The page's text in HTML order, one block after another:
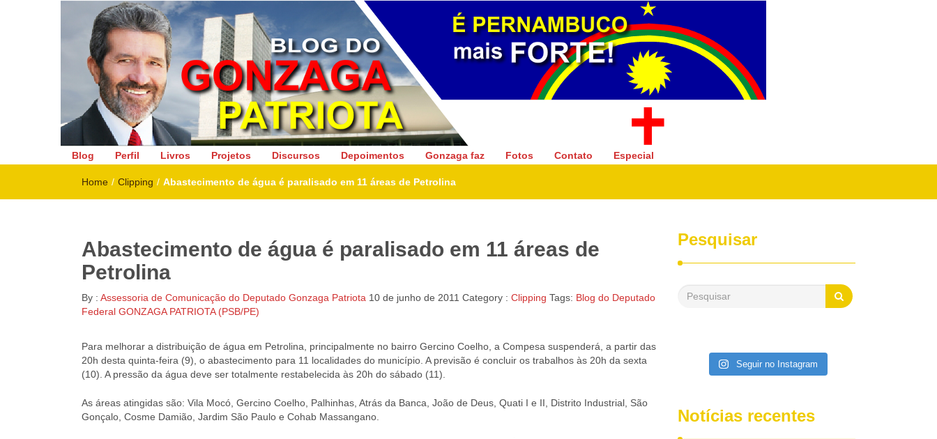
Gonzaga Patriota
Deputado Federal
Blog Perfil Livros Projetos Discursos Depoimentos Gonzaga faz Fotos Contato Especial
Home / Clipping / Abastecimento de água é paralisado em 11 áreas de Petrolina
Abastecimento de água é paralisado em 11 áreas de
Petrolina
By : Assessoria de Comunicação do Deputado Gonzaga Patriota 10 de junho de 2011 Category : Clipping Tags: Blog do Deputado
Federal GONZAGA PATRIOTA (PSB/PE)
Para melhorar a distribuição de água em Petrolina, principalmente no bairro Gercino Coelho, a Compesa suspenderá, a partir das
20h desta quinta-feira (9), o abastecimento para 11 localidades do município. A previsão é concluir os trabalhos às 20h da sexta
(10). A pressão da água deve ser totalmente restabelecida às 20h do sábado (11).
As áreas atingidas são: Vila Mocó, Gercino Coelho, Palhinhas, Atrás da Banca, João de Deus, Quati I e II, Distrito Industrial, São
Gonçalo, Cosme Damião, Jardim São Paulo e Cohab Massangano.
Pesquisar
Seguir no Instagram
Notícias recentes